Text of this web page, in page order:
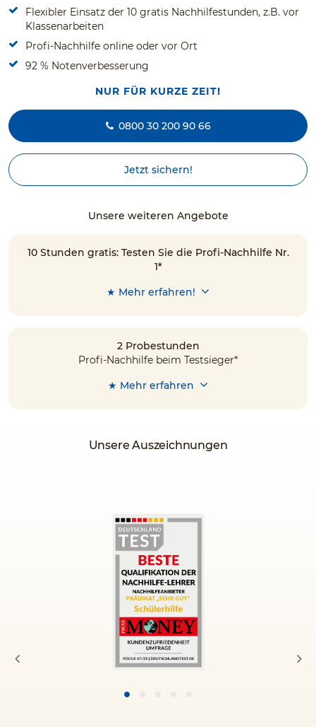
Flexibler Einsatz der 10 gratis Nachhilfestunden, z.B. vor
Klassenarbeiten
Profi-Nachhilfe online oder vor Ort
92 % Notenverbesserung
NUR FÜR KURZE ZEIT!
0800 30 200 90 66
Jetzt sichern!
Unsere weiteren Angebote
10 Stunden gratis: Testen Sie die Profi-Nachhilfe Nr.
1*
★ Mehr erfahren!
2 Probestunden
Profi-Nachhilfe beim Testsieger*
★ Mehr erfahren
Unsere Auszeichnungen